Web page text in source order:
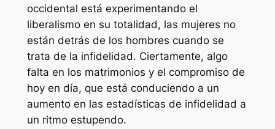
occidental está experimentando el
liberalismo en su totalidad, las mujeres no
están detrás de los hombres cuando se
trata de la infidelidad. Ciertamente, algo
falta en los matrimonios y el compromiso de
hoy en día, que está conduciendo a un
aumento en las estadísticas de infidelidad a
un ritmo estupendo.